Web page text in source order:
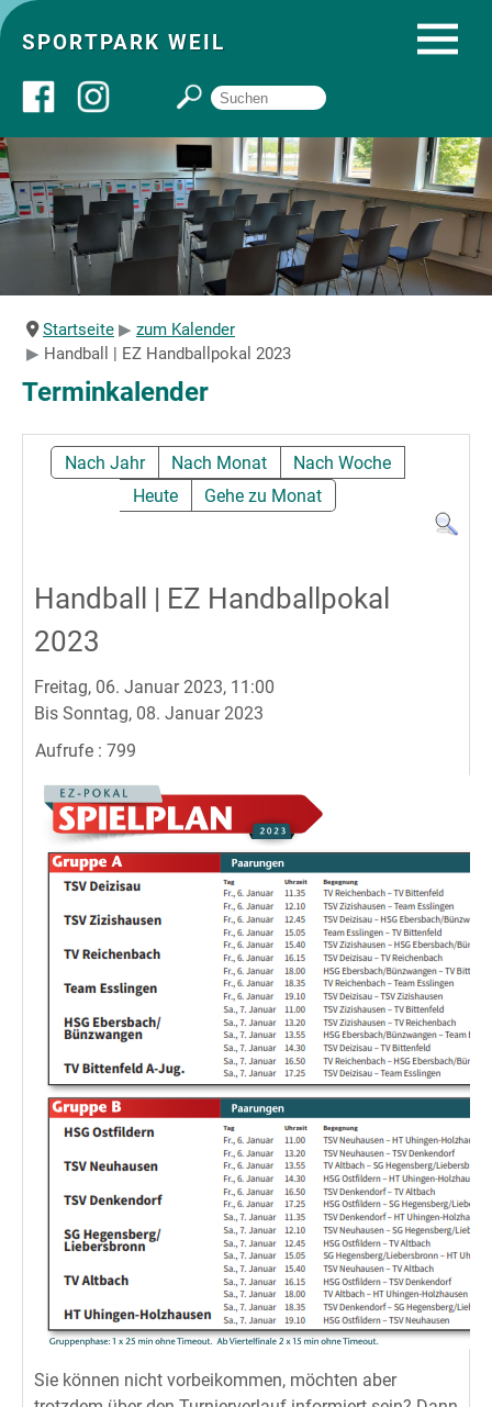
SPORTPARK WEIL
Über uns
Startseite
Angebote
Sozial- und Gruppenräume
Sportpark
Startseite
zum Kalender
Handball | EZ Handballpokal 2023
Terminkalender
Nach Jahr Nach Monat
Nach Woche
Heute
Gehe zu Monat
Handball | EZ Handballpokal
2023
Freitag, 06. Januar 2023, 11:00
Bis Sonntag, 08. Januar 2023
Aufrufe: 799
Sie können nicht vorbeikommen, möchten aber